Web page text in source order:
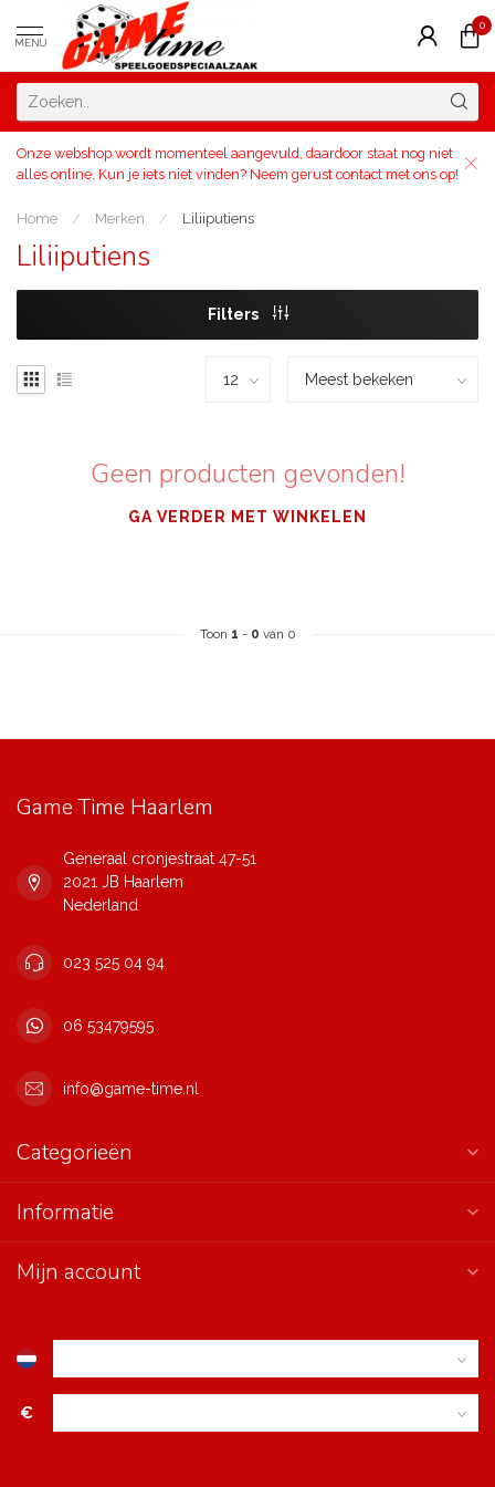
MENU
0
Onze webshop wordt momenteel aangevuld, daardoor staat nog niet
alles online. Kun je iets niet vinden? Neem gerust contact met ons op!
Home / Merken / Liliiputiens
Liliiputiens
Filters
Geen producten gevonden!
GA VERDER MET WINKELEN
Toon 1 - 0 van 0
Game Time Haarlem
Generaal cronjestraat 47-51
2021 JB Haarlem
Nederland
023 525 04 94
06 53479595
info@game-time.nl
Categorieën
Informatie
Mijn account
€